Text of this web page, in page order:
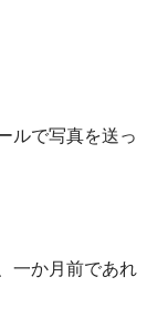
ルで写真を送っ
一か月前であれ